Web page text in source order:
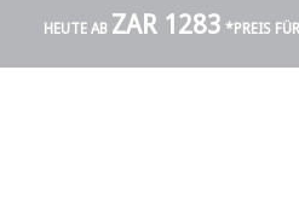
HEUTE AB ZAR 1283 *PREIS